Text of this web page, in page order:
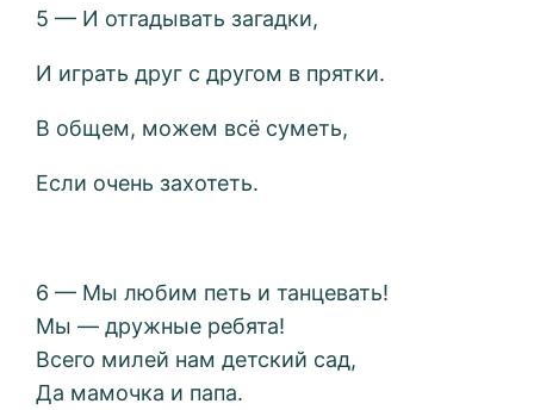
5 — И отгадывать загадки,
И играть друг с другом в прятки.
В общем, можем всё суметь,
Если очень захотеть.
6 — Мы любим петь и танцевать!
Мы — дружные ребята!
Всего милей нам детский сад,
Да мамочка и папа.